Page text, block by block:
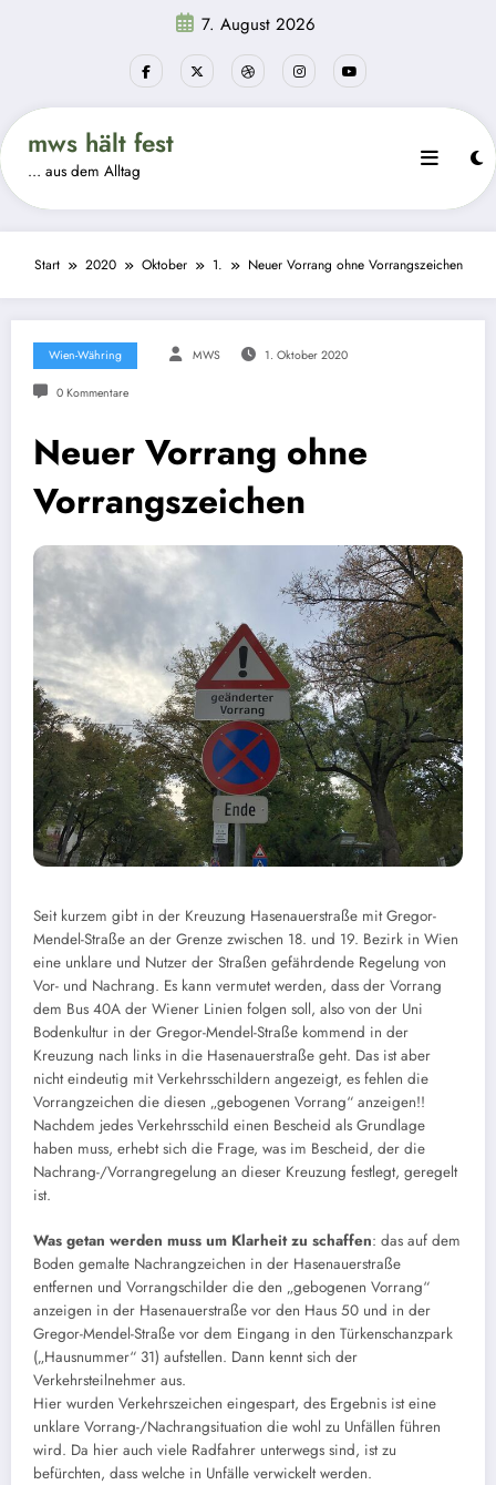
7. August 2026
mws hält fest
… aus dem Alltag
Start 2020 Oktober 1. Neuer Vorrang ohne Vorrangszeichen
Wien-Währing MWS 1. Oktober 2020
0 Kommentare
Neuer Vorrang ohne
Vorrangszeichen
Seit kurzem gibt in der Kreuzung Hasenauerstraße mit Gregor-
Mendel-Straße an der Grenze zwischen 18. und 19. Bezirk in Wien
eine unklare und Nutzer der Straßen gefährdende Regelung von
Vor- und Nachrang. Es kann vermutet werden, dass der Vorrang
dem Bus 40A der Wiener Linien folgen soll, also von der Uni
Bodenkultur in der Gregor-Mendel-Straße kommend in der
Kreuzung nach links in die Hasenauerstraße geht. Das ist aber
nicht eindeutig mit Verkehrsschildern angezeigt, es fehlen die
Vorrangzeichen die diesen „gebogenen Vorrang“ anzeigen!!
Nachdem jedes Verkehrsschild einen Bescheid als Grundlage
haben muss, erhebt sich die Frage, was im Bescheid, der die
Nachrang-/Vorrangregelung an dieser Kreuzung festlegt, geregelt
ist.
Was getan werden muss um Klarheit zu schaffen: das auf dem
Boden gemalte Nachrangzeichen in der Hasenauerstraße
entfernen und Vorrangschilder die den „gebogenen Vorrang“
anzeigen in der Hasenauerstraße vor den Haus 50 und in der
Gregor-Mendel-Straße vor dem Eingang in den Türkenschanzpark
(„Hausnummer“ 31) aufstellen. Dann kennt sich der
Verkehrsteilnehmer aus.
Hier wurden Verkehrszeichen eingespart, des Ergebnis ist eine
unklare Vorrang-/Nachrangsituation die wohl zu Unfällen führen
wird. Da hier auch viele Radfahrer unterwegs sind, ist zu
befürchten, dass welche in Unfälle verwickelt werden.